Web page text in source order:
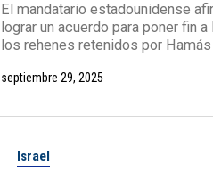
El mandatario estadounidense
lograr un acuerdo para poner fin
los rehenes retenidos por
septiembre 29, 2025
Israel